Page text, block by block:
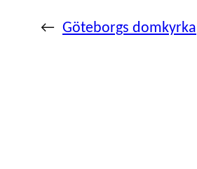
← Göteborgs domkyrka